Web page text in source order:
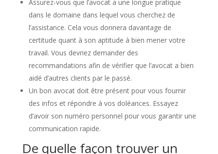
Assurez-vous que l’avocat a une longue pratique
dans le domaine dans lequel vous cherchez de
l’assistance. Cela vous donnera davantage de
certitude quant à son aptitude à bien mener votre
travail. Vous devriez demander des
recommandations afin de vérifier que l’avocat a bien
aidé d’autres clients par le passé.
Un bon avocat doit être présent pour vous fournir
des infos et répondre à vos doléances. Essayez
d’avoir son numéro personnel pour vous garantir une
communication rapide.
De quelle façon trouver un